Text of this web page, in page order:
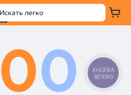
00
КНОПКА
ЗВ'ЯЗКУ